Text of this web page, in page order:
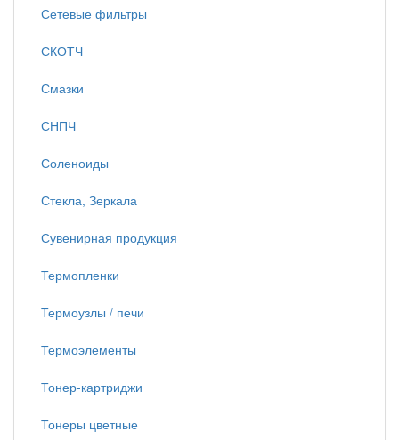
Сетевые фильтры
СКОТЧ
Смазки
СНПЧ
Соленоиды
Стекла, Зеркала
Сувенирная продукция
Термопленки
Термоузлы / печи
Термоэлементы
Тонер-картриджи
Тонеры цветные